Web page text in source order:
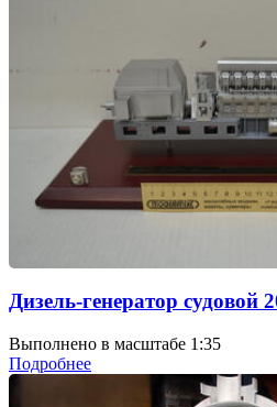
Дизель-генератор судовой
Выполнено в масштабе 1:35
Подробнее